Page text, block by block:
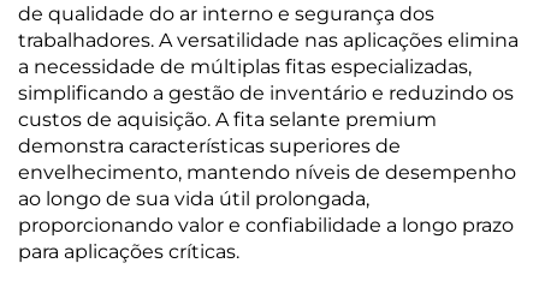
de qualidade do ar interno e segurança dos
trabalhadores. A versatilidade nas aplicações elimina
a necessidade de múltiplas fitas especializadas,
simplificando a gestão de inventário e reduzindo os
custos de aquisição. A fita selante premium
demonstra características superiores de
envelhecimento, mantendo níveis de desempenho
ao longo de sua vida útil prolongada,
proporcionando valor e confiabilidade a longo prazo
para aplicações críticas.